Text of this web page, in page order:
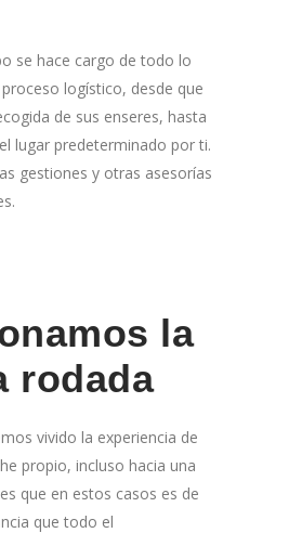
se hace cargo de todo lo
logístico, desde que
de sus enseres, hasta
lugar predeterminado por ti.
gestiones y otras asesorías
la
rodada
vivido la experiencia de
propio, incluso hacia una
que en estos casos es de
que todo el